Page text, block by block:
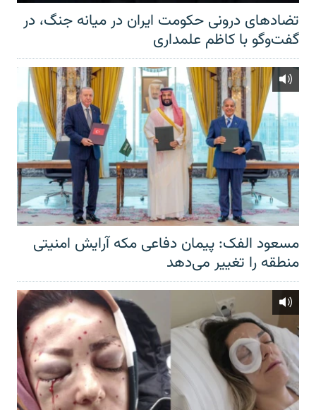
تضادهای درونی حکومت ایران در میانه جنگ، در
گفت‌‌وگو با کاظم علمداری
مسعود الفک: پیمان دفاعی مکه آرایش امنیتی
منطقه را تغییر می‌دهد